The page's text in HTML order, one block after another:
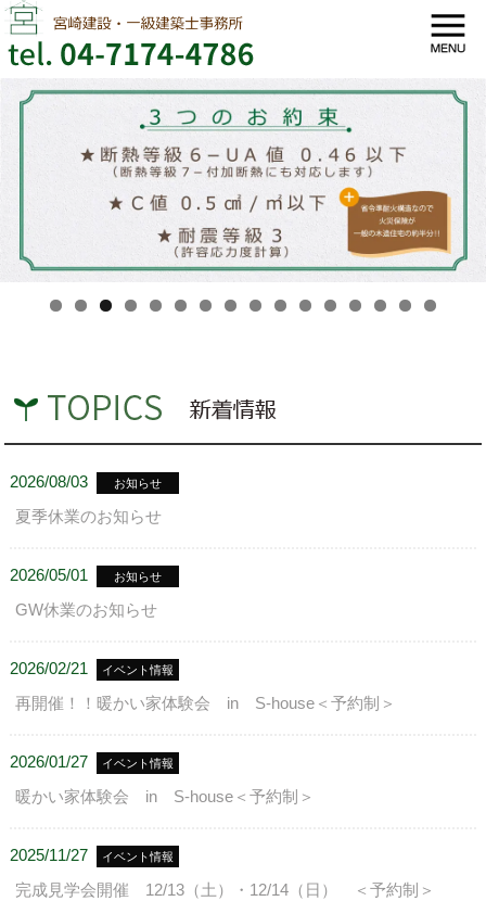
2026/08/03 お知らせ
夏季休業のお知らせ
2026/05/01 お知らせ
GW休業のお知らせ
2026/02/21 イベント情報
再開催！！暖かい家体験会 in S-house＜予約制＞
2026/01/27 イベント情報
暖かい家体験会 in S-house＜予約制＞
2025/11/27 イベント情報
完成見学会開催 12/13（土）・12/14（日） ＜予約制＞